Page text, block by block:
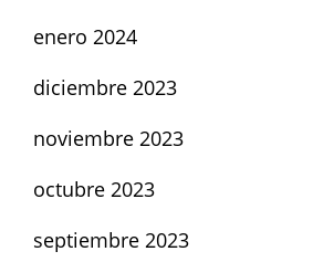
enero 2024
diciembre 2023
noviembre 2023
octubre 2023
septiembre 2023